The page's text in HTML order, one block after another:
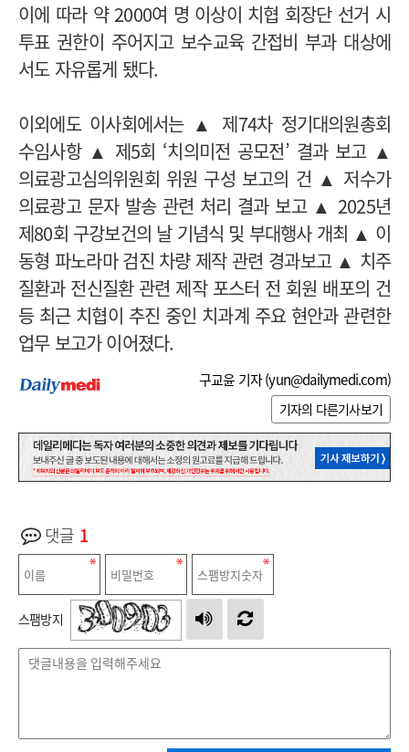
이에 따라 약 2000여 명 이상이 치협 회장단 선거 시
투표 권한이 주어지고 보수교육 간접비 부과 대상에
서도 자유롭게 됐다.
이외에도 이사회에서는 ▲ 제74차 정기대의원총회
수임사항 ▲ 제5회 ‘치의미전 공모전’ 결과 보고 ▲
의료광고심의위원회 위원 구성 보고의 건 ▲ 저수가
의료광고 문자 발송 관련 처리 결과 보고 ▲ 2025년
제80회 구강보건의 날 기념식 및 부대행사 개최 ▲ 이
동형 파노라마 검진 차량 제작 관련 경과보고 ▲ 치주
질환과 전신질환 관련 제작 포스터 전 회원 배포의 건
등 최근 치협이 추진 중인 치과계 주요 현안과 관련한
업무 보고가 이어졌다.
구교윤 기자 (yun@dailymedi.com)
기자의 다른기사보기
댓글 1
스팸방지